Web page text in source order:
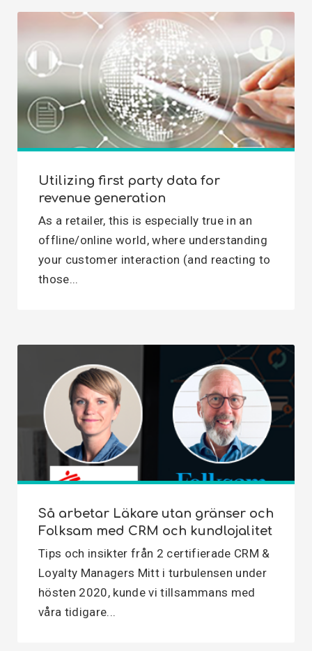
Utilizing first party data for
revenue generation
As a retailer, this is especially true in an
offline/online world, where understanding
your customer interaction (and reacting to
those...
Så arbetar Läkare utan gränser och
Folksam med CRM och kundlojalitet
Tips och insikter från 2 certifierade CRM &
Loyalty Managers Mitt i turbulensen under
hösten 2020, kunde vi tillsammans med
våra tidigare...